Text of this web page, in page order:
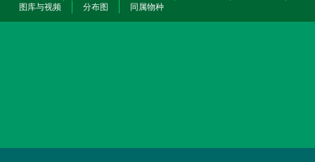
图库与视频
分布图 同属物种